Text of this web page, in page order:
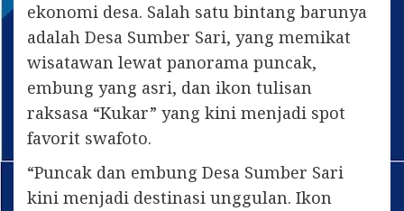
ekonomi desa. Salah satu bintang barunya
adalah Desa Sumber Sari, yang memikat
wisatawan lewat panorama puncak,
embung yang asri, dan ikon tulisan
raksasa “Kukar” yang kini menjadi spot
favorit swafoto.
“Puncak dan embung Desa Sumber Sari
kini menjadi destinasi unggulan. Ikon